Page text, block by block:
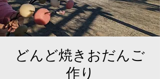
どんど焼きおだんご
作り